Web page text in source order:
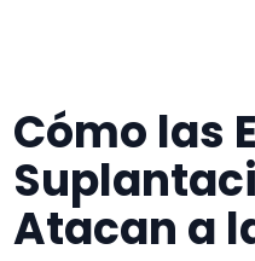
Cómo las
Atacan a